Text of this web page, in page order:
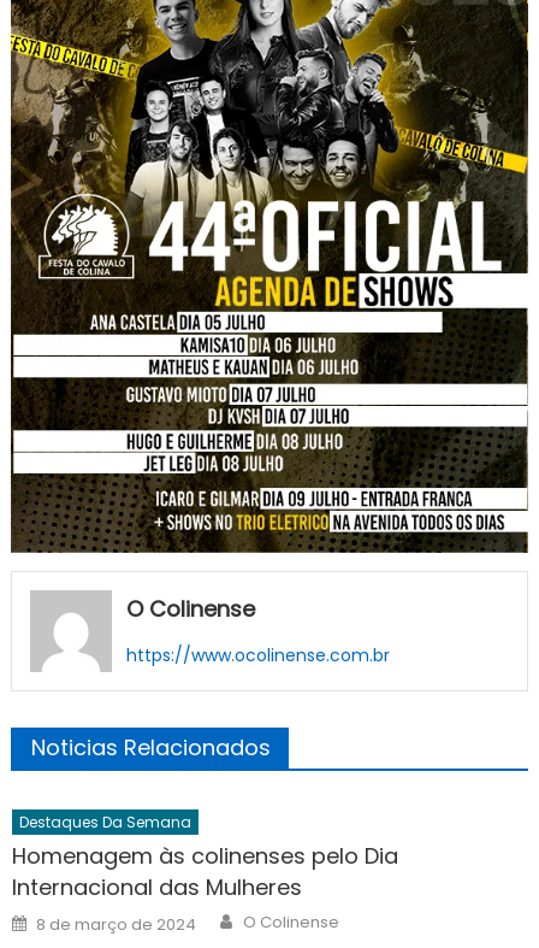
O Colinense
https://www.ocolinense.com.br
Noticias Relacionados
Destaques Da Semana
Homenagem às colinenses pelo Dia
Internacional das Mulheres
Posted
on
8 de março de 2024 Author
O Colinense